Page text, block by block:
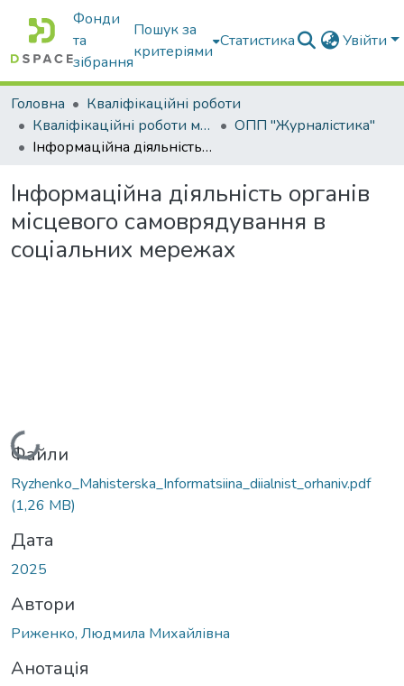
Фонди
та
зібрання
Пошук за
критеріями
Статистика Увійти
Головна
Кваліфікаційні роботи
Кваліфікаційні роботи магістрів
ОПП "Журналістика"
Інформаційна діяльність органів місцевого самоврядування в соціальних мережах
Інформаційна діяльність органів
місцевого самоврядування в
соціальних мережах
Вантажиться...
Файли
Ryzhenko_Mahisterska_Informatsiina_diialnist_orhaniv.pdf
(1,26 MB)
Дата
2025
Автори
Риженко, Людмила Михайлівна
Анотація